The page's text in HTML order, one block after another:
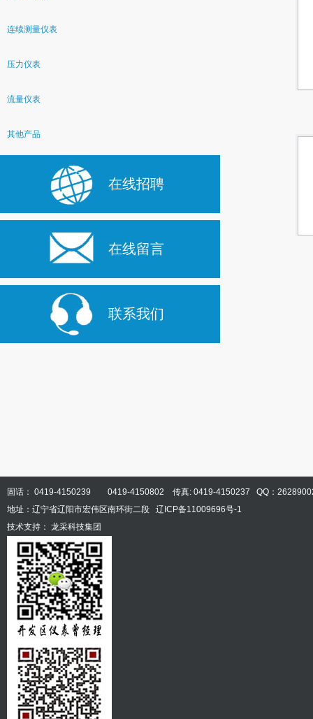
连续测量仪表
压力仪表
流量仪表
其他产品
在线招聘
在线留言
联系我们
固话： 0419-4150239 0419-4150802 传真: 0419-4150237 QQ：
地址：辽宁省辽阳市宏伟区南环街二段 辽ICP备11009696号-1
技术支持： 龙采科技集团